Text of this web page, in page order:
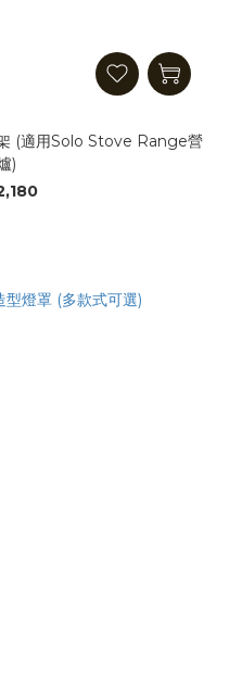
(適用Solo Stove Range營
)